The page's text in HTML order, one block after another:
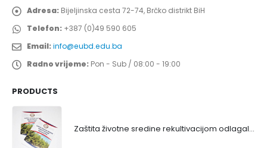
Adresa: Bijeljinska cesta 72-74, Brčko distrikt BiH
Telefon: +387 (0)49 590 605
Email:info@eubd.edu.ba
Radno vrijeme: Pon - Sub / 08:00 - 19:00
PRODUCTS
Zaštita životne sredine rekultivacijom odlagališta